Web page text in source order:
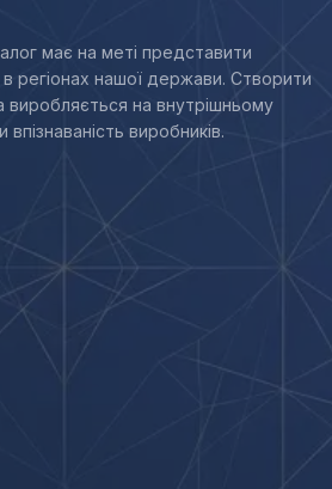
має на меті представити
в регіонах нашої держави. Створити
виробляється на внутрішньому
впізнаваність виробників.